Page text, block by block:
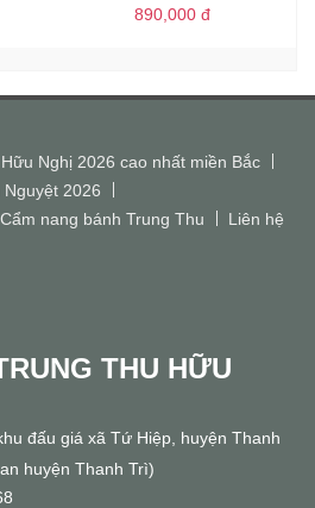
890,000 đ
Nghị 2026 cao nhất miền Bắc
2026
Cẩm nang bánh Trung Thu Liên hệ
THU HỮU
đấu giá xã Tứ Hiệp, huyện Thanh
huyện Thanh Trì)